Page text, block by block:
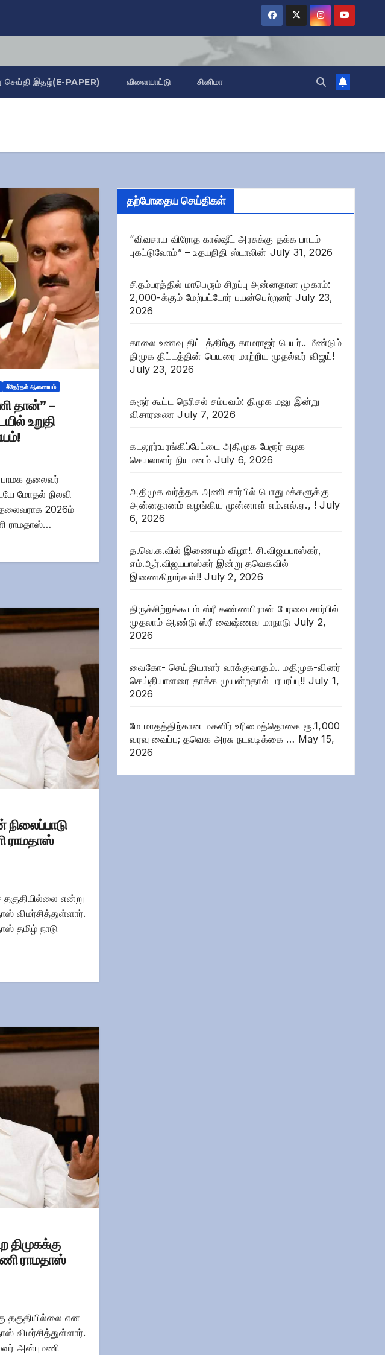
செய்தி இதழ்(E-PAPER) விளையாட்டு சினிமா
#தேர்தல் ஆணையம்
தான்” –
உறுதி
பாமக தலைவர்
மோதல் நிலவி
2026ம்
ராமதாஸ்…
நிலைப்பாடு
ராமதாஸ்
தகுதியில்லை என்று
விமர்சித்துள்ளார்.
தமிழ் நாடு
திமுகக்கு
ராமதாஸ்
தகுதியில்லை என
விமர்சித்துள்ளார்.
அன்புமணி
தற்போதைய செய்திகள்
“விவசாய விரோத கால்ஷீட் அரசுக்கு தக்க பாடம்
புகட்டுவோம்” – உதயநிதி ஸ்டாலின் July 31, 2026
சிதம்பரத்தில் மாபெரும் சிறப்பு அன்னதான முகாம்:
2,000-க்கும் மேற்பட்டோர் பயன்பெற்றனர் July 23,
2026
காலை உணவு திட்டத்திற்கு காமராஜர் பெயர்.. மீண்டும்
திமுக திட்டத்தின் பெயரை மாற்றிய முதல்வர் விஜய்!
July 23, 2026
கரூர் கூட்ட நெரிசல் சம்பவம்: திமுக மனு இன்று
விசாரணை July 7, 2026
கடலூர்:பரங்கிப்பேட்டை அதிமுக பேரூர் கழக
செயலாளர் நியமனம் July 6, 2026
அதிமுக வர்த்தக அணி சார்பில் பொதுமக்களுக்கு
அன்னதானம் வழங்கிய முன்னாள் எம்.எல்.ஏ., ! July
6, 2026
த.வெ.க.வில் இணையும் விழா!. சி.விஜயபாஸ்கர்,
எம்.ஆர்.விஜயபாஸ்கர் இன்று தவெகவில்
இணைகிறார்கள்!! July 2, 2026
திருச்சிற்றக்கூடம் ஸ்ரீ கண்ணபிரான் பேரவை சார்பில்
முதலாம் ஆண்டு ஸ்ரீ வைஷ்ணவ மாநாடு July 2,
2026
வைகோ- செய்தியாளர் வாக்குவாதம்.. மதிமுக-வினர்
செய்தியாளரை தாக்க முயன்றதால் பரபரப்பு!! July 1,
2026
மே மாதத்திற்கான மகளிர் உரிமைத்தொகை ரூ.1,000
வரவு வைப்பு; தவெக அரசு நடவடிக்கை … May 15,
2026